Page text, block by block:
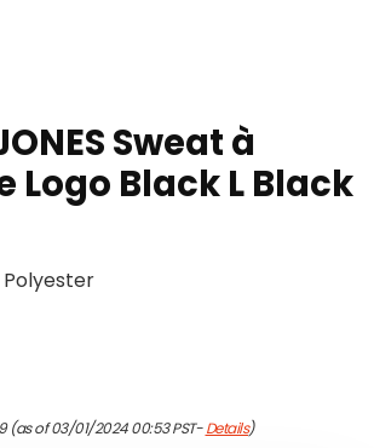
Sweat à
Logo Black L Black
Polyester
(as of 03/01/2024 00:53 PST-Details)